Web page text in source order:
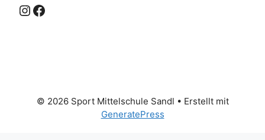
Instagram
Facebook
© 2026 Sport Mittelschule Sandl • Erstellt mit
GeneratePress